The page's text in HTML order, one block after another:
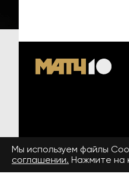
© 2026 «ООО
спортивный телеканал»
Мы используем файлы
соглашении. Нажмите на